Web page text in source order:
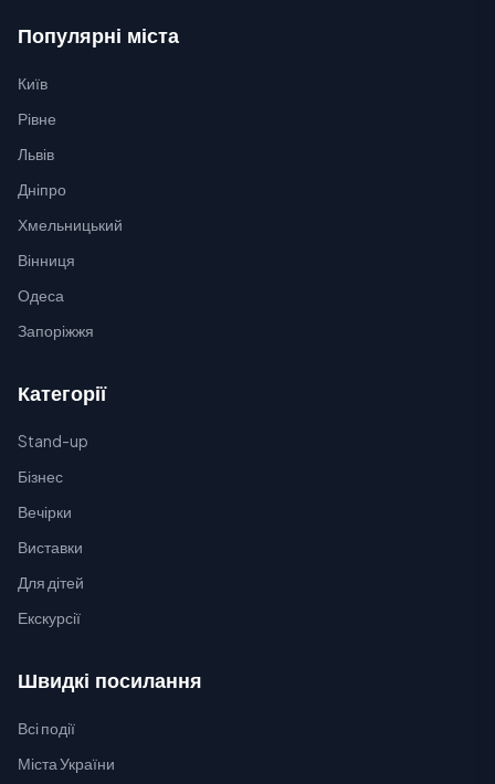
Популярні міста
Київ
Рівне
Львів
Дніпро
Хмельницький
Вінниця
Одеса
Запоріжжя
Категорії
Stand-up
Бізнес
Вечірки
Виставки
Для дітей
Екскурсії
Швидкі посилання
Всі події
Міста України